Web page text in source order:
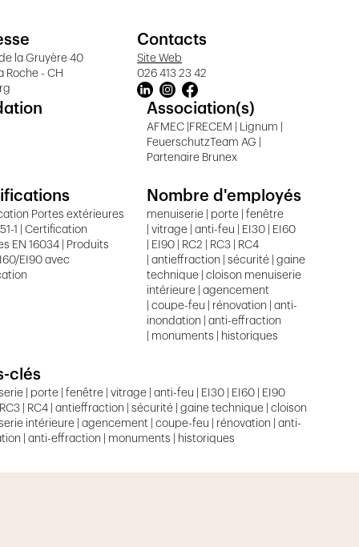
la Gruyère 40
Roche - CH
Contacts
Site Web
026 413 23 42
Association(s)
AFMEC |FRECEM | Lignum |
FeuerschutzTeam AG |
Partenaire Brunex
Portes extérieures
1 | Certification
EN 16034 | Produits
EI90 avec
Nombre d'employés
menuiserie | porte | fenêtre
| vitrage | anti-feu | EI30 | EI60
| EI90 | RC2 | RC3 | RC4
| antieffraction | sécurité | gaine
technique | cloison menuiserie
intérieure | agencement
| coupe-feu | rénovation | anti-
inondation | anti-effraction
| monuments | historiques
clés
| porte | fenêtre | vitrage | anti-feu | EI30 | EI60 | EI90
RC3 | RC4 | antieffraction | sécurité | gaine technique | cloison
intérieure | agencement | coupe-feu | rénovation | anti-
| anti-effraction | monuments | historiques